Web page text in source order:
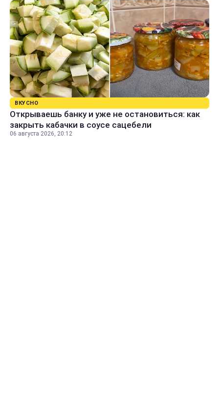
ВКУСНО
Открываешь банку и уже не остановиться: как
закрыть кабачки в соусе сацебели
06 августа 2026, 20:12